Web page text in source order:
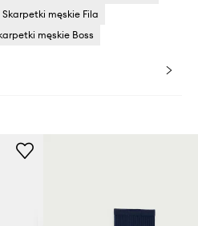
Skarpetki męskie Fila
męskie Boss